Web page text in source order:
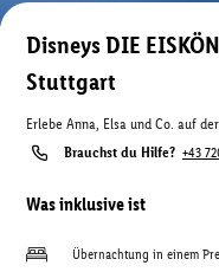
Disneys DIE
Stuttgart
Erlebe Anna, Elsa und Co. auf
Brauchst du Hilfe? +43
Was inklusive ist
Übernachtung in einem